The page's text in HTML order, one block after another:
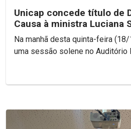
Unicap concede título de
Causa à ministra Luciana
Na manhã desta quinta-feira
uma sessão solene no Auditório